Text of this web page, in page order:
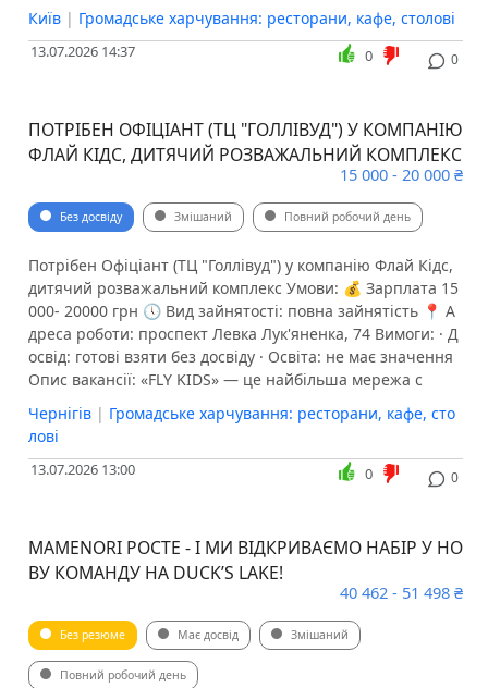
Київ | Громадське харчування: ресторани, кафе, столові
13.07.2026 14:37 0
0
ПОТРІБЕН ОФІЦІАНТ (ТЦ "ГОЛЛІВУД") У КОМПАНІЮ
ФЛАЙ КІДС, ДИТЯЧИЙ РОЗВАЖАЛЬНИЙ КОМПЛЕКС
15 000 - 20 000 ₴
Без досвіду Змішаний Повний робочий день
Потрібен Офіціант (ТЦ "Голлівуд") у компанію Флай Кідс,
дитячий розважальний комплекс Умови: 💰 Зарплата 15
000- 20000 грн 🕔 Вид зайнятості: повна зайнятість 📍 А
дреса роботи: проспект Левка Лук'яненка, 74 Вимоги: · Д
освід: готові взяти без досвіду · Освіта: не має значення
Опис вакансії: «FLY KIDS» — це найбільша мережа с
Чернігів | Громадське харчування: ресторани, кафе, сто
лові
13.07.2026 13:00 0
0
MAMENORI РОСТЕ - І МИ ВІДКРИВАЄМО НАБІР У НО
ВУ КОМАНДУ НА DUCK’S LAKE!
40 462 - 51 498 ₴
Без резюме Має досвід Змішаний
Повний робочий день